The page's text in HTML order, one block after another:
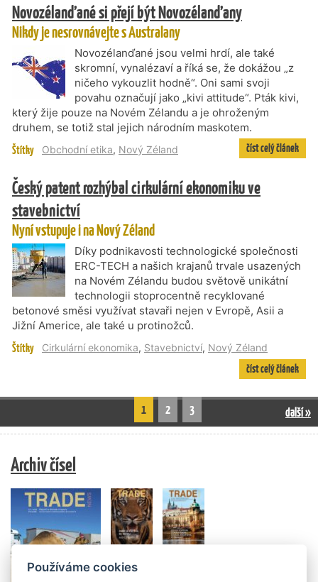
Novozélanďané si přejí být Novozélanďany
Nikdy je nesrovnávejte s Australany
Novozélanďané jsou velmi hrdí, ale také
skromní, vynalézaví a říká se, že dokážou „z
ničeho vykouzlit hodně“. Oni sami svoji
povahu označují jako „kivi attitude“. Pták kivi,
který žije pouze na Novém Zélandu a je ohroženým
druhem, se totiž stal jejich národním maskotem.
Štítky Obchodní etika, Nový Zéland číst celý článek
Český patent rozhýbal cirkulární ekonomiku ve
stavebnictví
Nyní vstupuje i na Nový Zéland
Díky podnikavosti technologické společnosti
ERC-TECH a našich krajanů trvale usazených
na Novém Zélandu budou světově unikátní
technologii stoprocentně recyklované
betonové směsi využívat stavaři nejen v Evropě, Asii a
Jižní Americe, ale také u protinožců.
Štítky Cirkulární ekonomika, Stavebnictví, Nový Zéland
číst celý článek
1 2 3 další »
Archiv čísel
Používáme cookies